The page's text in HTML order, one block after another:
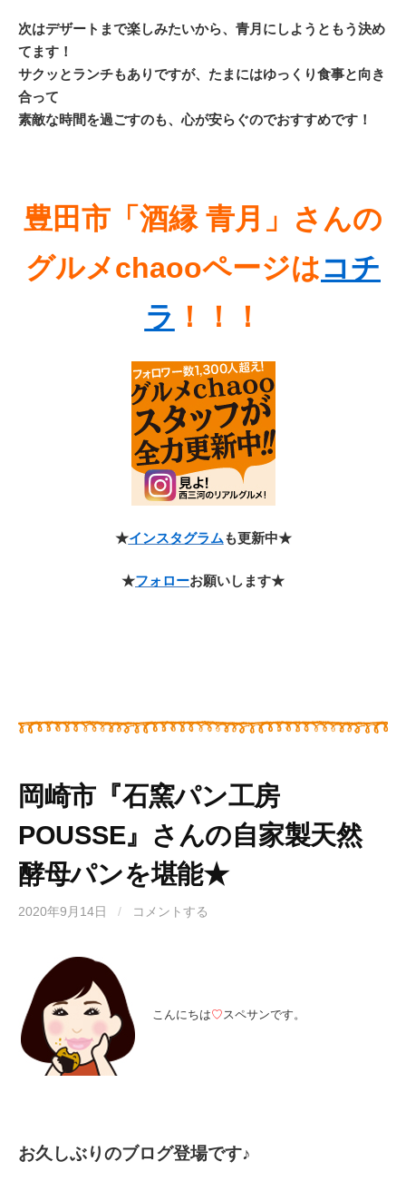
次はデザートまで楽しみたいから、青月にしようともう決め
てます！
サクッとランチもありですが、たまにはゆっくり食事と向き
合って
素敵な時間を過ごすのも、心が安らぐのでおすすめです！
豊田市「酒縁 青月」さんの
グルメchaooページはコチ
ラ ！！！
★インスタグラムも更新中★
★フォローお願いします★
岡崎市『石窯パン工房
POUSSE』さんの自家製天然
酵母パンを堪能★
2020年9月14日 / コメントする
こんにちは♡スペサンです。
お久しぶりのブログ登場です♪